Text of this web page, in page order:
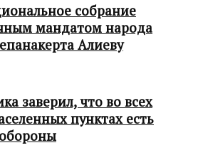
собрание
мандатом народа
Алиеву
заверил, что во всех
пунктах есть